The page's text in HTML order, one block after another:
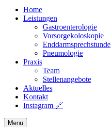
Home
Leistungen
Gastroenterologie
Vorsorgekoloskopie
Enddarmsprechstunde
Pneumologie
Praxis
Team
Stellenangebote
Aktuelles
Kontakt
Instagram 🔗
Menu